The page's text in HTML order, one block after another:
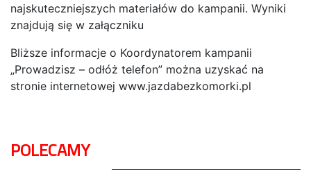
najskuteczniejszych materiałów do kampanii. Wyniki
znajdują się w załączniku
Bliższe informacje o Koordynatorem kampanii
„Prowadzisz – odłóż telefon” można uzyskać na
stronie internetowej www.jazdabezkomorki.pl
POLECAMY